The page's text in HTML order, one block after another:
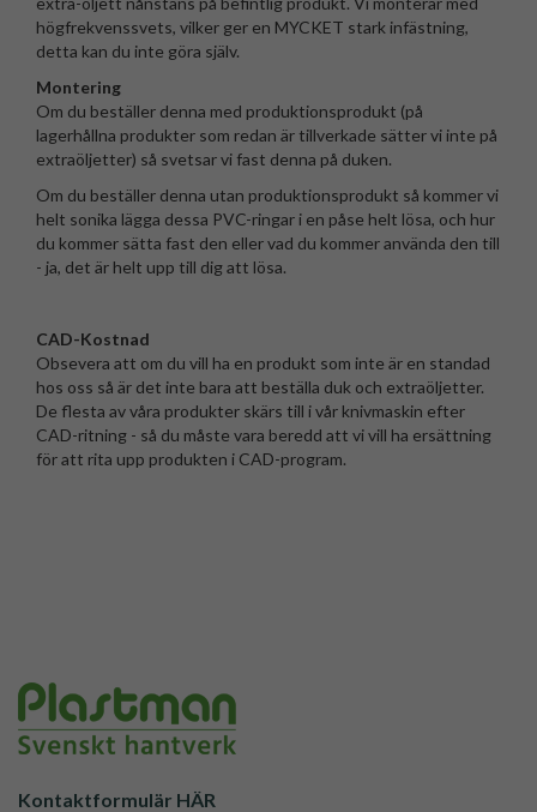
högfrekvenssvets, vilker ger en MYCKET stark infästning,
detta kan du inte göra själv.
Montering
Om du beställer denna med produktionsprodukt (på
lagerhållna produkter som redan är tillverkade sätter vi inte på
extraöljetter) så svetsar vi fast denna på duken.
Om du beställer denna utan produktionsprodukt så kommer vi
helt sonika lägga dessa PVC-ringar i en påse helt lösa, och hur
du kommer sätta fast den eller vad du kommer använda den till
- ja, det är helt upp till dig att lösa.
CAD-Kostnad
Obsevera att om du vill ha en produkt som inte är en standad
hos oss så är det inte bara att beställa duk och extraöljetter.
De flesta av våra produkter skärs till i vår knivmaskin efter
CAD-ritning - så du måste vara beredd att vi vill ha ersättning
för att rita upp produkten i CAD-program.
Kontaktformulär HÄR